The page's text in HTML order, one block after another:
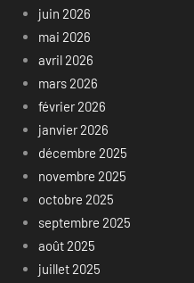
juin 2026
mai 2026
avril 2026
mars 2026
février 2026
janvier 2026
décembre 2025
novembre 2025
octobre 2025
septembre 2025
août 2025
juillet 2025